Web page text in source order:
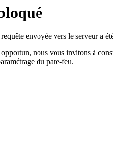
envoyée vers le serveur a
nous vous invitons à
du pare-feu.